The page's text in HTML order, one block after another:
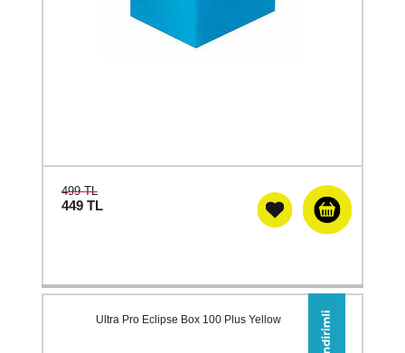
499 TL
449 TL
Ultra Pro Eclipse Box 100 Plus Yellow